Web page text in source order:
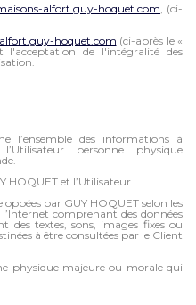
alfort.guy-hoquet.com, (ci-
hoquet.com (ci-après le «
l'acceptation de l'intégralité des
l’ensemble des informations à
personne physique
HOQUET et l’Utilisateur.
par GUY HOQUET selon les
comprenant des données
des textes, sons, images fixes ou
à être consultées par le Client
physique majeure ou morale qui